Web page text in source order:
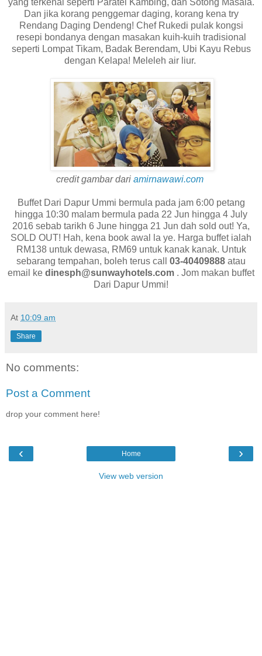
yang terkenal seperti Paratel Kambing, dan Sotong Masala.
Dan jika korang penggemar daging, korang kena try
Rendang Daging Dendeng! Chef Rukedi pulak kongsi
resepi bondanya dengan masakan kuih-kuih tradisional
seperti Lompat Tikam, Badak Berendam, Ubi Kayu Rebus
dengan Kelapa! Meleleh air liur.
credit gambar dari amirnawawi.com
Buffet Dari Dapur Ummi bermula pada jam 6:00 petang
hingga 10:30 malam bermula pada 22 Jun hingga 4 July
2016 sebab tarikh 6 June hingga 21 Jun dah sold out! Ya,
SOLD OUT! Hah, kena book awal la ye. Harga buffet ialah
RM138 untuk dewasa, RM69 untuk kanak kanak. Untuk
sebarang tempahan, boleh terus call 03-40409888 atau
email ke dinesph@sunwayhotels.com . Jom makan buffet
Dari Dapur Ummi!
At 10:09 am
Share
No comments:
Post a Comment
drop your comment here!
‹ ›
Home
View web version